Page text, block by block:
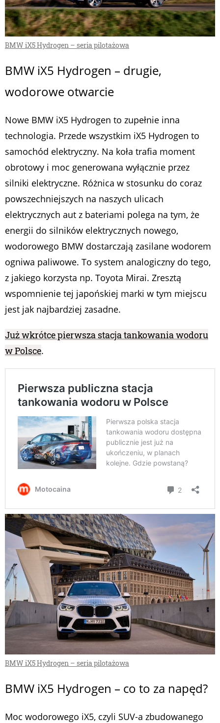
BMW iX5 Hydrogen – seria pilotażowa
BMW iX5 Hydrogen – drugie,
wodorowe otwarcie
Nowe BMW iX5 Hydrogen to zupełnie inna
technologia. Przede wszystkim iX5 Hydrogen to
samochód elektryczny. Na koła trafia moment
obrotowy i moc generowana wyłącznie przez
silniki elektryczne. Różnica w stosunku do coraz
powszechniejszych na naszych ulicach
elektrycznych aut z bateriami polega na tym, że
energii do silników elektrycznych nowego,
wodorowego BMW dostarczają zasilane wodorem
ogniwa paliwowe. To system analogiczny do tego,
z jakiego korzysta np. Toyota Mirai. Zresztą
wspomnienie tej japońskiej marki w tym miejscu
jest jak najbardziej zasadne.
Już wkrótce pierwsza stacja tankowania wodoru
w Polsce.
BMW iX5 Hydrogen – seria pilotażowa
BMW iX5 Hydrogen – co to za napęd?
Moc wodorowego iX5, czyli SUV-a zbudowanego